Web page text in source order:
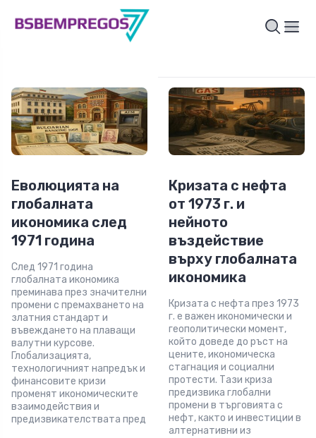
Еволюцията на
глобалната
икономика след
1971 година
След 1971 година
глобалната икономика
преминава през значителни
промени с премахването на
златния стандарт и
въвеждането на плаващи
валутни курсове.
Глобализацията,
технологичният напредък и
финансовите кризи
променят икономическите
взаимодействия и
предизвикателствата пред
Кризата с нефта
от 1973 г. и
нейното
въздействие
върху глобалната
икономика
Кризата с нефта през 1973
г. е важен икономически и
геополитически момент,
който доведе до ръст на
цените, икономическа
стагнация и социални
протести. Тази криза
предизвика глобални
промени в търговията с
нефт, както и инвестиции в
алтернативни из